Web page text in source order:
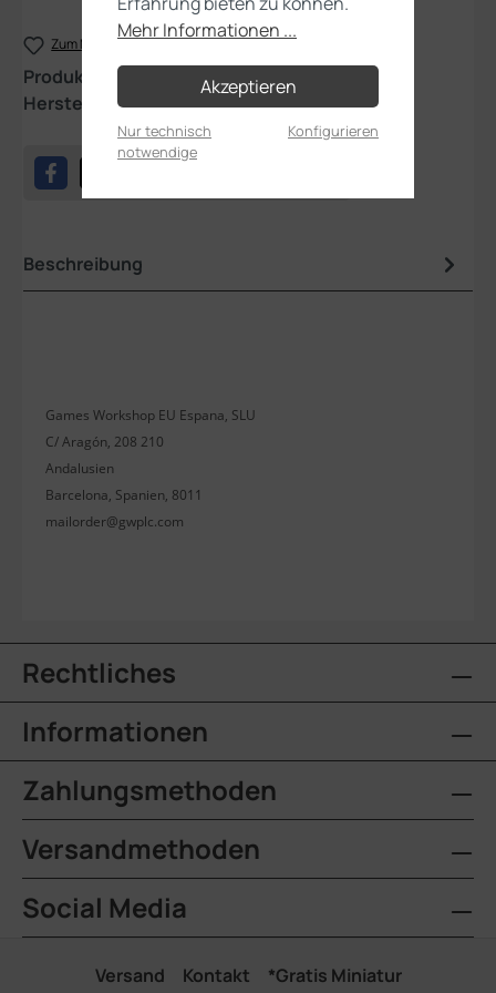
Zum Merkzettel hinzufügen
Produktnummer:
63-26
Hersteller:
Games Workshop
Beschreibung
Games Workshop EU Espana, SLU
C/ Aragón, 208 210
Andalusien
Barcelona, Spanien, 8011
mailorder@gwplc.com
Rechtliches
Informationen
Zahlungsmethoden
Versandmethoden
Social Media
Versand Kontakt *Gratis Miniatur
Mehr Informationen ...
Akzeptieren
Nur technisch
notwendige
Konfigurieren